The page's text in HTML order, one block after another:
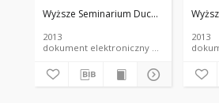
Wyższe Seminarium Duchowne w Łodzi
2013
dokument elektroniczny czasopismo
2013